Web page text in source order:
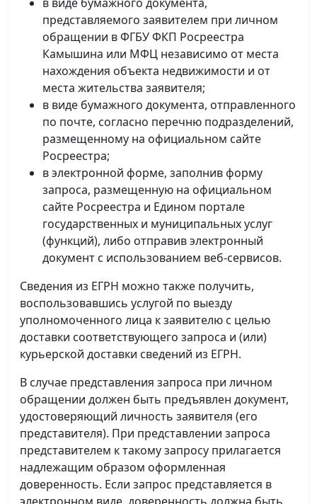
представляемого заявителем при личном
обращении в ФГБУ ФКП Росреестра
Камышина или МФЦ независимо от места
нахождения объекта недвижимости и от
места жительства заявителя;
в виде бумажного документа, отправленного
по почте, согласно перечню подразделений,
размещенному на официальном сайте
Росреестра;
в электронной форме, заполнив форму
запроса, размещенную на официальном
сайте Росреестра и Едином портале
государственных и муниципальных услуг
(функций), либо отправив электронный
документ с использованием веб-сервисов.
Сведения из ЕГРН можно также получить,
воспользовавшись услугой по выезду
уполномоченного лица к заявителю с целью
доставки соответствующего запроса и (или)
курьерской доставки сведений из ЕГРН.
В случае представления запроса при личном
обращении должен быть предъявлен документ,
удостоверяющий личность заявителя (его
представителя). При представлении запроса
представителем к такому запросу прилагается
надлежащим образом оформленная
доверенность. Если запрос представляется в